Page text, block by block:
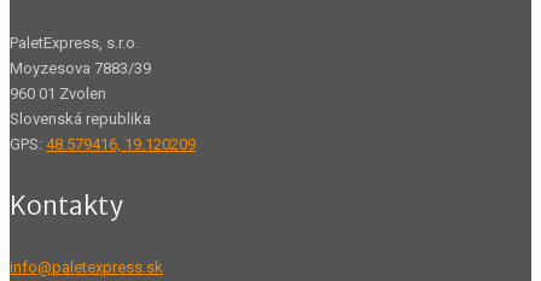
PaletExpress, s.r.o.
Moyzesova 7883/39
960 01 Zvolen
Slovenská republika
GPS: 48.579416, 19.120209
Kontakty
info@paletexpress.sk